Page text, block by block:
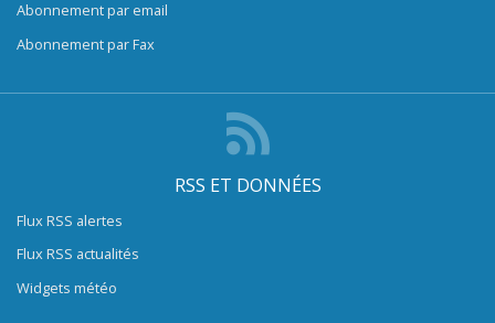
Abonnement par email
Abonnement par Fax
RSS ET DONNÉES
Flux RSS alertes
Flux RSS actualités
Widgets météo